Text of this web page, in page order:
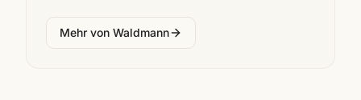
Mehr von Waldmann